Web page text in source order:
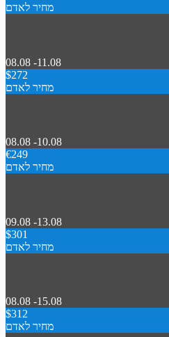
מחיר לאדם
08.08 -11.08
$272
מחיר לאדם
08.08 -10.08
€249
מחיר לאדם
09.08 -13.08
$301
מחיר לאדם
08.08 -15.08
$312
מחיר לאדם